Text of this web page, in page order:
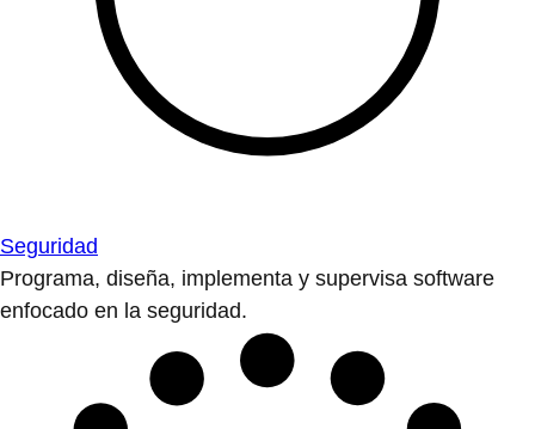
Seguridad
Programa, diseña, implementa y supervisa software
enfocado en la seguridad.